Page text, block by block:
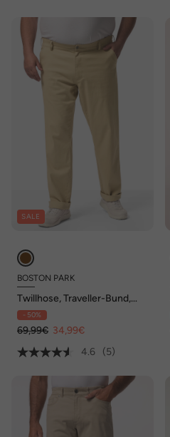
SALE
BOSTON PARK
Twillhose, Traveller-Bund,
FlatFront, Regular Fit, bis 72
- 50%
69,99€ 34,99€
4.6
(5)